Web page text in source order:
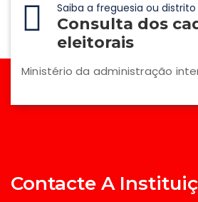
Saiba a freguesia ou
Consulta dos
eleitorais
Ministério da administração
Contacte A